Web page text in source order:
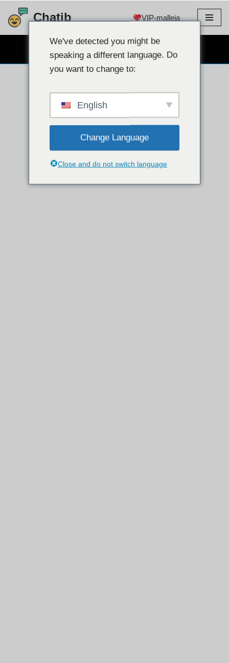
Siirry
Chatib VIP-malleja
ILMAINEN WEBCAM CHAT
We've detected you might be
speaking a different language. Do
you want to change to:
English
Change Language
Close and do not switch language